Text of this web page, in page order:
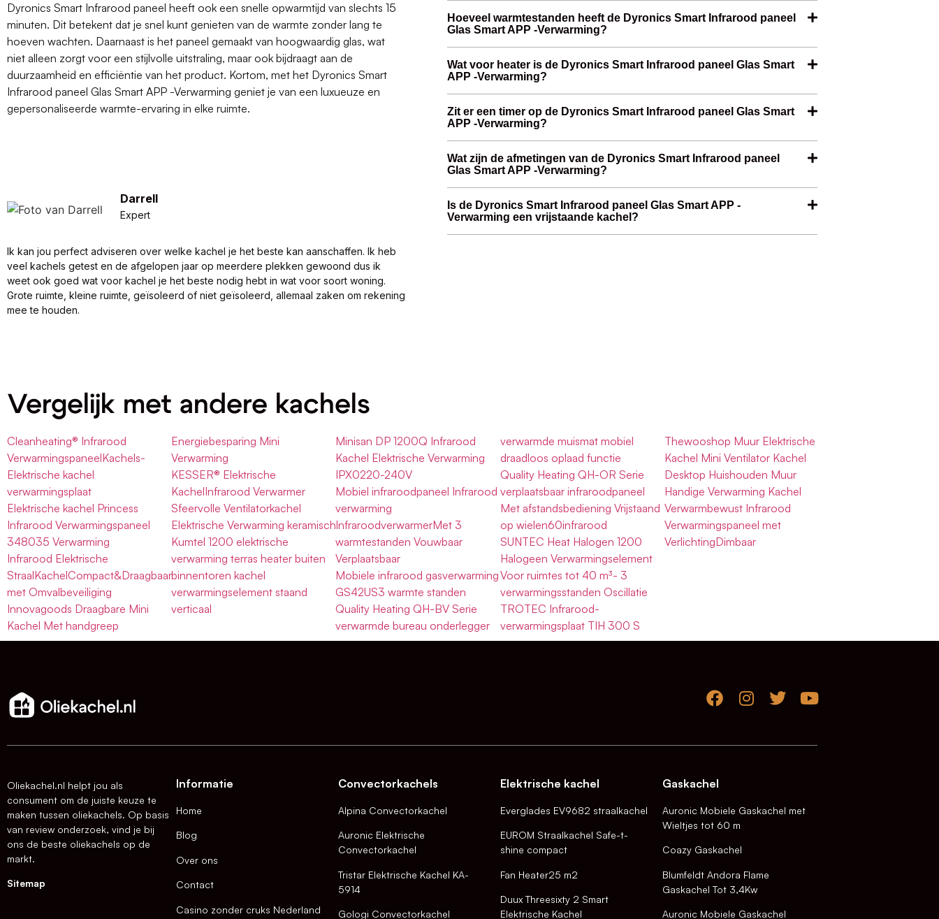
Dyronics Smart Infrarood paneel heeft ook een snelle opwarmtijd van slechts 15
minuten. Dit betekent dat je snel kunt genieten van de warmte zonder lang te
hoeven wachten. Daarnaast is het paneel gemaakt van hoogwaardig glas, wat
niet alleen zorgt voor een stijlvolle uitstraling, maar ook bijdraagt aan de
duurzaamheid en efficiëntie van het product. Kortom, met het Dyronics Smart
Infrarood paneel Glas Smart APP -Verwarming geniet je van een luxueuze en
gepersonaliseerde warmte-ervaring in elke ruimte.
Darrell
Expert
Ik kan jou perfect adviseren over welke kachel je het beste kan aanschaffen. Ik heb
veel kachels getest en de afgelopen jaar op meerdere plekken gewoond dus ik
weet ook goed wat voor kachel je het beste nodig hebt in wat voor soort woning.
Grote ruimte, kleine ruimte, geïsoleerd of niet geïsoleerd, allemaal zaken om rekening
mee te houden.
Hoeveel warmtestanden heeft de Dyronics Smart Infrarood paneel
Glas Smart APP -Verwarming?
Wat voor heater is de Dyronics Smart Infrarood paneel Glas Smart
APP -Verwarming?
Zit er een timer op de Dyronics Smart Infrarood paneel Glas Smart
APP -Verwarming?
Wat zijn de afmetingen van de Dyronics Smart Infrarood paneel
Glas Smart APP -Verwarming?
Is de Dyronics Smart Infrarood paneel Glas Smart APP -
Verwarming een vrijstaande kachel?
Vergelijk met andere kachels
Cleanheating® Infrarood
VerwarmingspaneelKachels-
Elektrische kachel
verwarmingsplaat
Elektrische kachel Princess
Infrarood Verwarmingspaneel
348035 Verwarming
Infrarood Elektrische
StraalKachelCompact&Draagbaar
met Omvalbeveiliging
Innovagoods Draagbare Mini
Kachel Met handgreep
Energiebesparing Mini
Verwarming
KESSER® Elektrische
KachelInfrarood Verwarmer
Sfeervolle Ventilatorkachel
Elektrische Verwarming keramisch
Kumtel 1200 elektrische
verwarming terras heater buiten
binnentoren kachel
verwarmingselement staand
verticaal
Minisan DP 1200Q Infrarood
Kachel Elektrische Verwarming
IPX0220-240V
Mobiel infraroodpaneel Infrarood
verwarming
InfraroodverwarmerMet 3
warmtestanden Vouwbaar
Verplaatsbaar
Mobiele infrarood gasverwarming
GS42US3 warmte standen
Quality Heating QH-BV Serie
verwarmde bureau onderlegger
verwarmde muismat mobiel
draadloos oplaad functie
Quality Heating QH-OR Serie
verplaatsbaar infraroodpaneel
Met afstandsbediening Vrijstaand
op wielen60infrarood
SUNTEC Heat Halogen 1200
Halogeen Verwarmingselement
Voor ruimtes tot 40 m³- 3
verwarmingsstanden Oscillatie
TROTEC Infrarood-
verwarmingsplaat TIH 300 S
Thewooshop Muur Elektrische
Kachel Mini Ventilator Kachel
Desktop Huishouden Muur
Handige Verwarming Kachel
Verwarmbewust Infrarood
Verwarmingspaneel met
VerlichtingDimbaar
Oliekachel.nl helpt jou als
consument om de juiste keuze te
maken tussen oliekachels. Op basis
van review onderzoek, vind je bij
ons de beste oliekachels op de
markt.
Sitemap
Informatie
Home
Blog
Over ons
Contact
Casino zonder cruks Nederland
Convectorkachels
Alpina Convectorkachel
Auronic Elektrische
Convectorkachel
Tristar Elektrische Kachel KA-
5914
Gologi Convectorkachel
Elektrische kachel
Everglades EV9682 straalkachel
EUROM Straalkachel Safe-t-
shine compact
Fan Heater25 m2
Duux Threesixty 2 Smart
Elektrische Kachel
Gaskachel
Auronic Mobiele Gaskachel met
Wieltjes tot 60 m
Coazy Gaskachel
Blumfeldt Andora Flame
Gaskachel Tot 3,4Kw
Auronic Mobiele Gaskachel